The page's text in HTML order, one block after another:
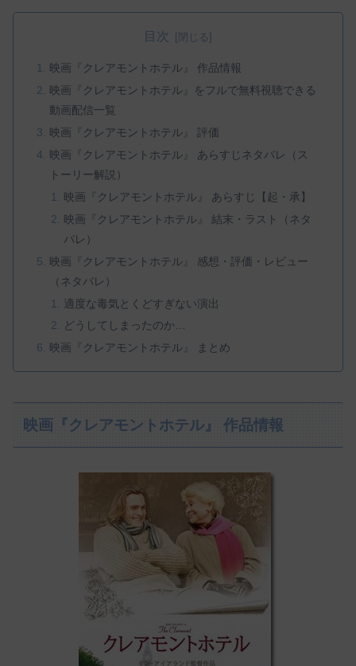
目次
映画『クレアモントホテル』 作品情報
映画『クレアモントホテル』をフルで無料視聴できる
動画配信一覧
映画『クレアモントホテル』 評価
映画『クレアモントホテル』 あらすじネタバレ（ス
トーリー解説）
映画『クレアモントホテル』 あらすじ【起・承】
映画『クレアモントホテル』 結末・ラスト（ネタ
バレ）
映画『クレアモントホテル』 感想・評価・レビュー
（ネタバレ）
適度な毒気とくどすぎない演出
どうしてしまったのか…
映画『クレアモントホテル』 まとめ
映画『クレアモントホテル』 作品情報